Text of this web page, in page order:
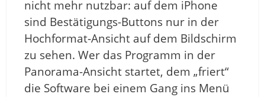
nicht mehr nutzbar: auf dem iPhone
sind Bestätigungs-Buttons nur in der
Hochformat-Ansicht auf dem Bildschirm
zu sehen. Wer das Programm in der
Panorama-Ansicht startet, dem „friert“
die Software bei einem Gang ins Menü